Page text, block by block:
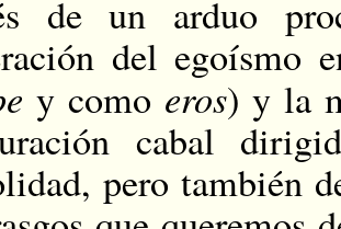
de un arduo
del egoísmo
y como eros) y la
cabal
pero también